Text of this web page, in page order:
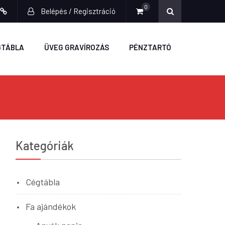
Belépés / Regisztráció 0
ÜVEG GRAVÍROZÁS PÉNZTARTÓ
Kategóriák
Cégtábla
Fa ajándékok